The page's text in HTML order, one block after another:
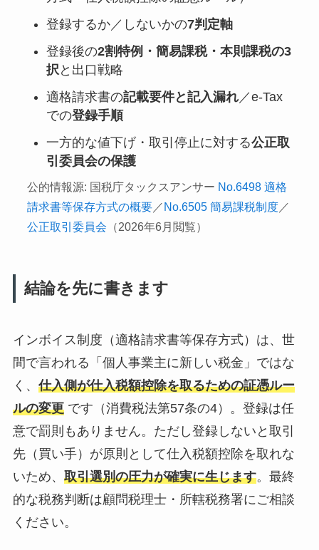
登録するか／しないかの7判定軸
登録後の2割特例・簡易課税・本則課税の3
択と出口戦略
適格請求書の記載要件と記入漏れ／e-Tax
での登録手順
一方的な値下げ・取引停止に対する公正取
引委員会の保護
公的情報源: 国税庁タックスアンサー No.6498 適格
請求書等保存方式の概要／ No.6505 簡易課税制度／
公正取引委員会 （2026年6月閲覧）
結論を先に書きます
インボイス制度（適格請求書等保存方式）は、世
間で言われる「個人事業主に新しい税金」ではな
く、 仕入側が仕入税額控除を取るための証憑ルー
ルの変更です（消費税法第57条の4）。登録は任
意で罰則もありません。ただし登録しないと取引
先（買い手）が原則として仕入税額控除を取れな
いため、 取引選別の圧力が確実に生じます。最終
的な税務判断は顧問税理士・所轄税務署にご相談
ください。